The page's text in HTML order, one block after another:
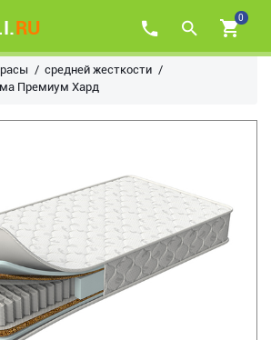
RU 0
средней жесткости
Премиум Хард